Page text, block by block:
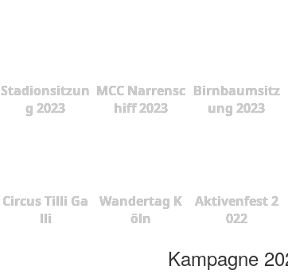
Stadionsitzun
g 2023
MCC Narrensc
hiff 2023
Birnbaumsitz
ung 2023
Circus Tilli Ga
lli
Wandertag K
öln
Aktivenfest 2
022
Kampagne